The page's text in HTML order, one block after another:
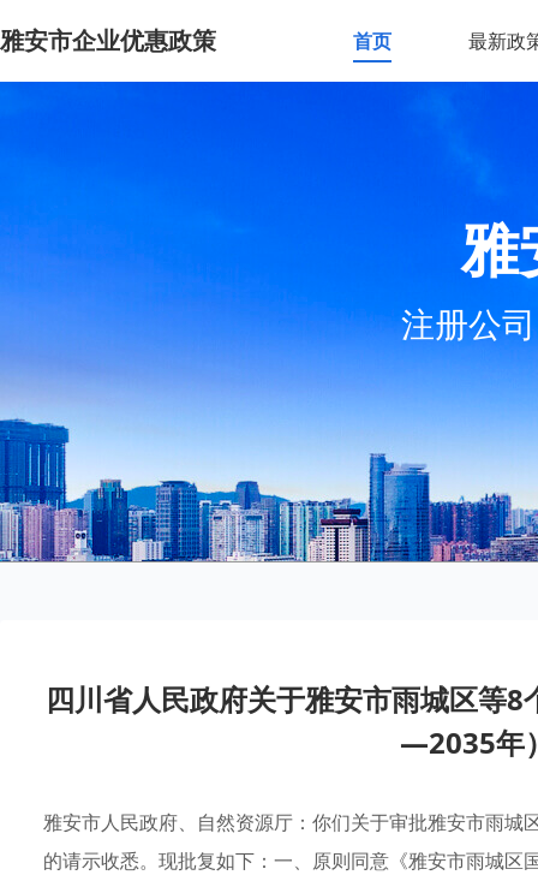
雅安市企业优惠政策 首页 最新政
雅
注册公
四川省人民政府关于雅安市雨城区等
—2035年
雅安市人民政府、自然资源厅：你们关于审批雅安市雨
的请示收悉。现批复如下：一、原则同意《雅安市雨城